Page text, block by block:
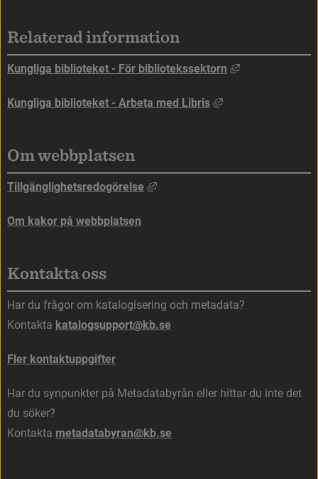
Relaterad information
Kungliga biblioteket - För bibliotekssektorn Länk till annan
Kungliga biblioteket - Arbeta med Libris Länk till annan
Om webbplatsen
Tillgänglighetsredogörelse Länk till annan webbplats,
Om kakor på webbplatsen
Kontakta oss
Har du frågor om katalogisering och metadata?
Kontakta katalogsupport@kb.se
Fler kontaktuppgifter
Har du synpunkter på Metadatabyrån eller hittar du inte det
du söker?
Kontakta metadatabyran@kb.se